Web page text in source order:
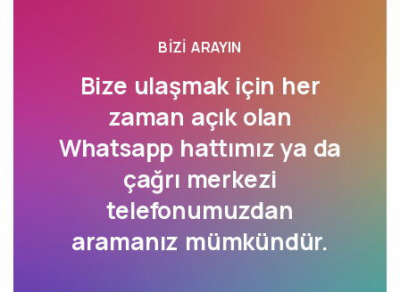
BIZI ARAYIN
Bize ulaşmak için her
zaman açık olan
Whatsapp hattımız ya da
çağrı merkezi
telefonumuzdan
aramanız mümkündür.